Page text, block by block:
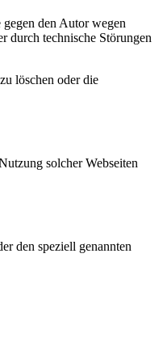
den Autor wegen
durch technische Störungen
löschen oder die
solcher Webseiten
den speziell genannten